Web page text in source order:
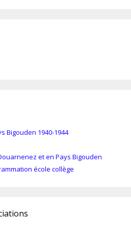
Bigouden 1940-1944
et en Pays Bigouden
école collège